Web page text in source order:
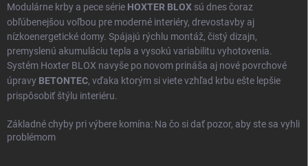
Modulárne krby a pece série HOXTER BLOX sú dnes čoraz
obľúbenejšou voľbou pre moderné interiéry, drevostavby aj
nízkoenergetické domy. Spájajú rýchlu montáž, čistý dizajn,
premyslenú akumuláciu tepla a vysokú variabilitu vyhotovenia.
Systém Hoxter BLOX navyše po novom prináša aj nové povrchové
úpravy BETONTEC, vďaka ktorým si viete vzhľad krbu ešte lepšie
prispôsobiť štýlu interiéru.
Základné chyby pri výbere komína: Na čo si dať pozor, aby ste sa vyhli
problémom